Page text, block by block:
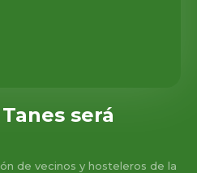
será
de vecinos y hosteleros de la